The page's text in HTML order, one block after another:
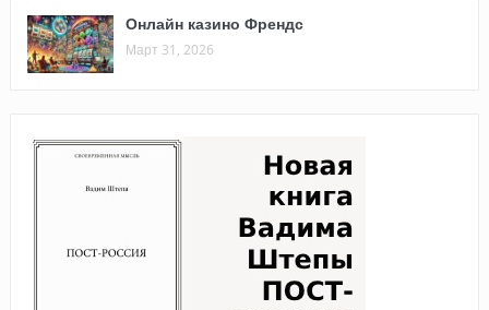
Онлайн казино Френдс
Март 31, 2026